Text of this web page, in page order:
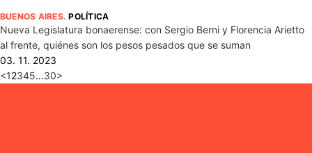
BUENOS AIRES.POLÍTICA
Nueva Legislatura bonaerense: con Sergio Berni y Florencia Arietto
al frente, quiénes son los pesos pesados que se suman
03. 11. 2023
<12345…30>